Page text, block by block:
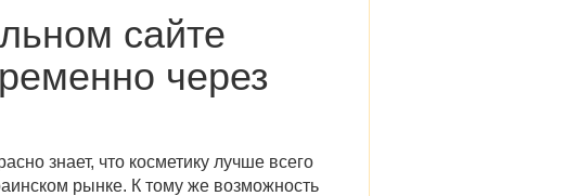
сайте
через
знает, что косметику лучше всего
рынке. К тому же возможность